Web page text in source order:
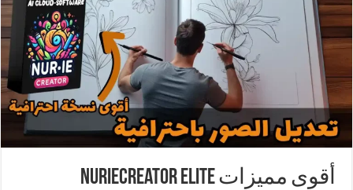
أقوى مميزات NurieCreator Elite